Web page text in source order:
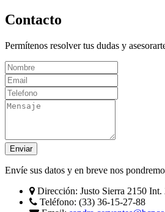
Contacto
Permítenos resolver tus dudas y
Enviar
Envíe sus datos y en breve nos
Dirección: Justo Sierra 2150
Teléfono: (33) 36-15-27-88